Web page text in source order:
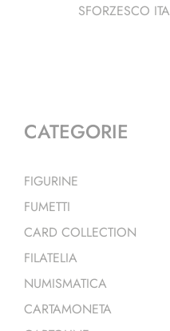
SFORZESCO
CATEGORIE
FIGURINE
FUMETTI
CARD COLLECTION
FILATELIA
NUMISMATICA
CARTAMONETA